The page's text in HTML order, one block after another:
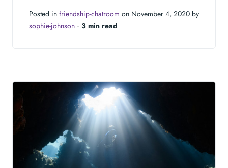
Posted in friendship-chatroom on November 4, 2020 by
sophie-johnson ‐ 3 min read